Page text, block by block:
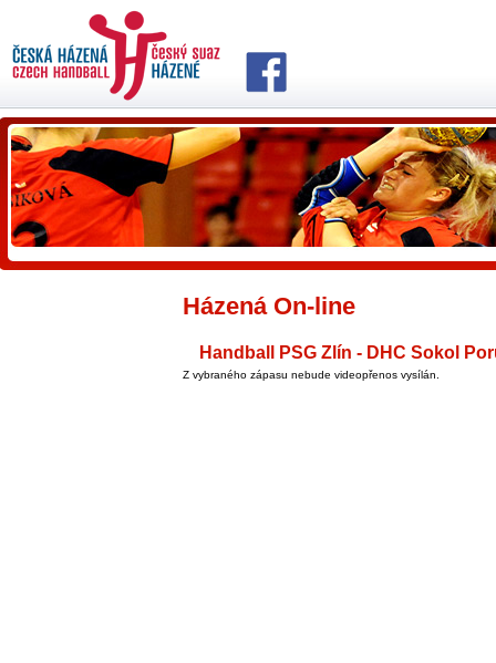
Házená On-line
Handball PSG Zlín - DHC Sokol
Z vybraného zápasu nebude videopřenos vysílán.